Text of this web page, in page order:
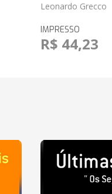
Leonardo Grecco
IMPRESSO
R$ 44,23